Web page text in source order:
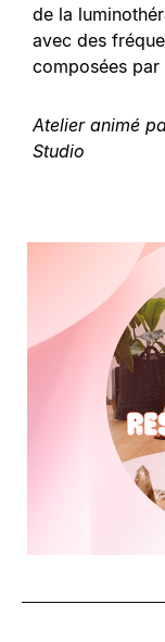
de la
avec des
composées par
Atelier animé
Studio